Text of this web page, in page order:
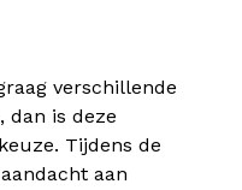
verschillende
dan is deze
Tijdens de
aan